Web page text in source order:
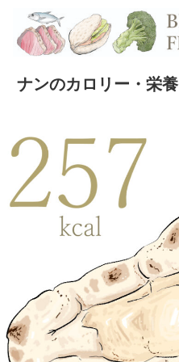
ナンのカロリー・栄養